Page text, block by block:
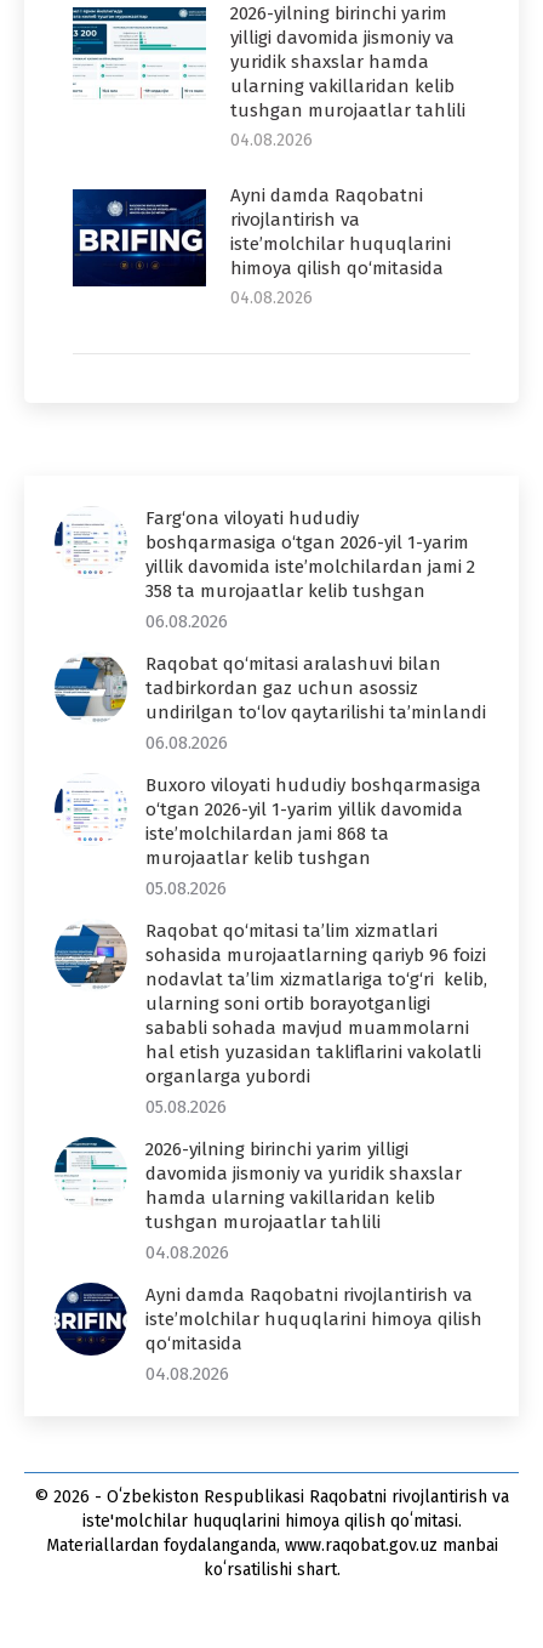
2026-yilning birinchi yarim
yilligi davomida jismoniy va
yuridik shaxslar hamda
ularning vakillaridan kelib
tushgan murojaatlar tahlili
04.08.2026
Ayni damda Raqobatni
rivojlantirish va
iste’molchilar huquqlarini
himoya qilish qo‘mitasida
04.08.2026
Farg‘ona viloyati hududiy
boshqarmasiga o‘tgan 2026-yil 1-yarim
yillik davomida iste’molchilardan jami 2
358 ta murojaatlar kelib tushgan
06.08.2026
Raqobat qo‘mitasi aralashuvi bilan
tadbirkordan gaz uchun asossiz
undirilgan to‘lov qaytarilishi ta’minlandi
06.08.2026
Buxoro viloyati hududiy boshqarmasiga
o‘tgan 2026-yil 1-yarim yillik davomida
iste’molchilardan jami 868 ta
murojaatlar kelib tushgan
05.08.2026
Raqobat qo‘mitasi ta’lim xizmatlari
sohasida murojaatlarning qariyb 96 foizi
nodavlat ta’lim xizmatlariga to‘g‘ri kelib,
ularning soni ortib borayotganligi
sababli sohada mavjud muammolarni
hal etish yuzasidan takliflarini vakolatli
organlarga yubordi
05.08.2026
2026-yilning birinchi yarim yilligi
davomida jismoniy va yuridik shaxslar
hamda ularning vakillaridan kelib
tushgan murojaatlar tahlili
04.08.2026
Ayni damda Raqobatni rivojlantirish va
iste’molchilar huquqlarini himoya qilish
qo‘mitasida
04.08.2026
© 2026 - Oʻzbekiston Respublikasi Raqobatni rivojlantirish va
iste'molchilar huquqlarini himoya qilish qoʻmitasi.
Materiallardan foydalanganda, www.raqobat.gov.uz manbai
koʻrsatilishi shart.